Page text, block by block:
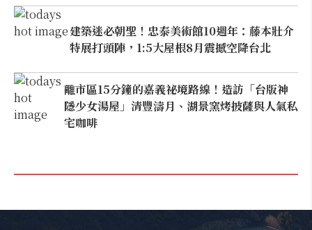
建築迷必朝聖！忠泰美術館10週年：藤本壯介
特展打頭陣，1:5大屋根8月震撼空降台北
離市區15分鐘的嘉義祕境路線！造訪「台版神
隱少女湯屋」清豐濤月、湖景窯烤披薩與人氣私
宅咖啡